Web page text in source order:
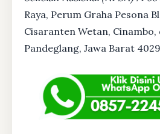
Raya, Perum Graha Pesona
Cisaranten Wetan, Cinambo,
Pandeglang, Jawa Barat